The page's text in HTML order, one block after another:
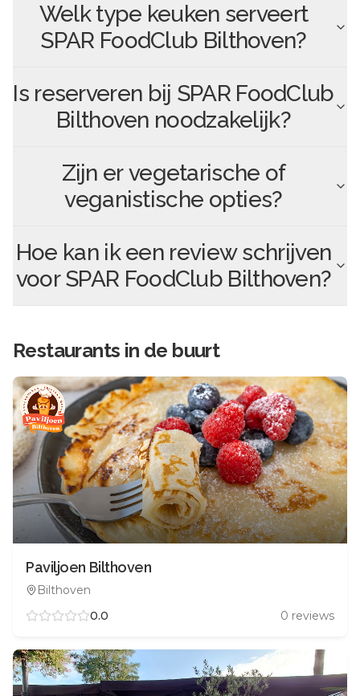
Welk type keuken serveert
SPAR FoodClub Bilthoven?
Is reserveren bij SPAR FoodClub
Bilthoven noodzakelijk?
Zijn er vegetarische of
veganistische opties?
Hoe kan ik een review schrijven
voorSPAR FoodClub Bilthoven?
Restaurants in de buurt
Paviljoen Bilthoven
Bilthoven
0.0
0 reviews